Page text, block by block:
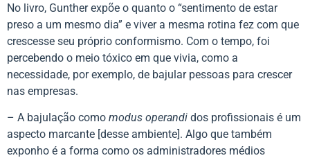
No livro, Gunther expõe o quanto o “sentimento de estar
preso a um mesmo dia” e viver a mesma rotina fez com que
crescesse seu próprio conformismo. Com o tempo, foi
percebendo o meio tóxico em que vivia, como a
necessidade, por exemplo, de bajular pessoas para crescer
nas empresas.
– A bajulação como modus operandi dos profissionais é um
aspecto marcante [desse ambiente]. Algo que também
exponho é a forma como os administradores médios